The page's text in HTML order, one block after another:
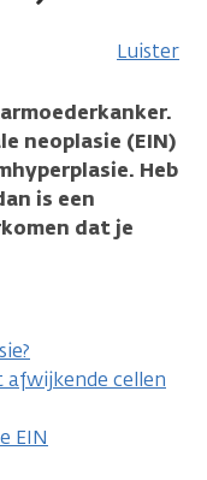
informatie
Luister
neoplasie (EIN)
Heb
is een
dat je
cellen
EIN